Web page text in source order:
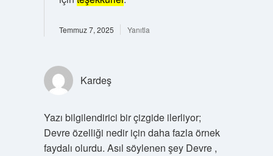
Temmuz 7, 2025 Yanıtla
Kardeş
Yazı bilgilendirici bir çizgide ilerliyor;
Devre özelliği nedir için daha fazla örnek
faydalı olurdu. Asıl söylenen şey Devre ,